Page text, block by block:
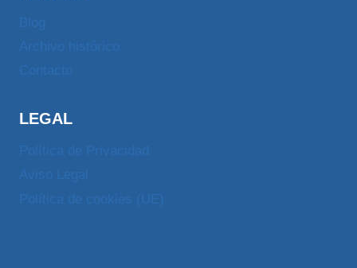
LEGAL